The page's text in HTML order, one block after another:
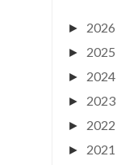
► 2026
► 2025
► 2024
► 2023
► 2022
► 2021